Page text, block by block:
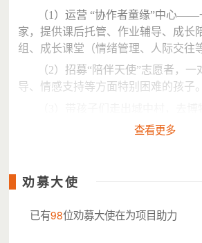
（1）运营 “协作者童缘”中心
家，提供课后托管、作业辅导、成长
组、成长课堂（情绪管理、人际交往
（2）招募“陪伴天使”志愿者，
导、情感支持等方面特别困难的孩子。
查看更多
劝募大使
已有98位劝募大使在为项目助力